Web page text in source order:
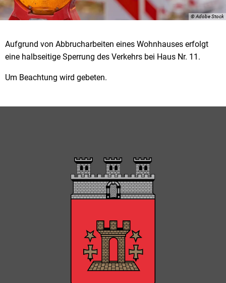
© Adobe Stock
Aufgrund von Abbrucharbeiten eines Wohnhauses erfolgt
eine halbseitige Sperrung des Verkehrs bei Haus Nr. 11.
Um Beachtung wird gebeten.